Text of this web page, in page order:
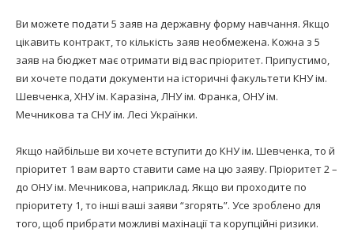
Ви можете подати 5 заяв на державну форму навчання. Якщо
цікавить контракт, то кількість заяв необмежена. Кожна з 5
заяв на бюджет має отримати від вас пріоритет. Припустимо,
ви хочете подати документи на історичні факультети КНУ ім.
Шевченка, ХНУ ім. Каразіна, ЛНУ ім. Франка, ОНУ ім.
Мечникова та СНУ ім. Лесі Українки.
Якщо найбільше ви хочете вступити до КНУ ім. Шевченка, то й
пріоритет 1 вам варто ставити саме на цю заяву. Пріоритет 2 –
до ОНУ ім. Мечникова, наприклад. Якщо ви проходите по
пріоритету 1, то інші ваші заяви “згорять”. Усе зроблено для
того, щоб прибрати можливі махінації та корупційні ризики.